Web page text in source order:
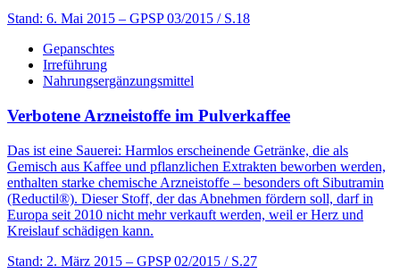
Stand: 6. Mai 2015 – GPSP 03/2015 / S.18
Gepanschtes
Irreführung
Nahrungsergänzungsmittel
Verbotene Arzneistoffe im Pulverkaffee
Das ist eine Sauerei: Harmlos erscheinende Getränke, die als
Gemisch aus Kaffee und pflanzlichen Extrakten beworben werden,
enthalten starke chemische Arzneistoffe – besonders oft Sibutramin
(Reductil®). Dieser Stoff, der das Abnehmen fördern soll, darf in
Europa seit 2010 nicht mehr verkauft werden, weil er Herz und
Kreislauf schädigen kann.
Stand: 2. März 2015 – GPSP 02/2015 / S.27